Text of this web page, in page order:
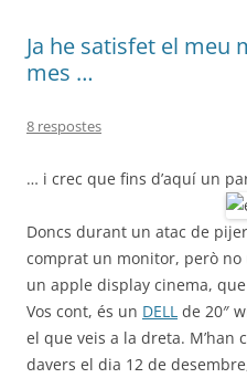
Ja he satisfet el meu
mes …
8 respostes
… i crec que fins d’aquí un
Doncs durant un atac de
comprat un monitor, però
un apple display cinema,
Vos cont, és un DELL de 20″
el que veis a la dreta. M’han
davers el dia 12 de